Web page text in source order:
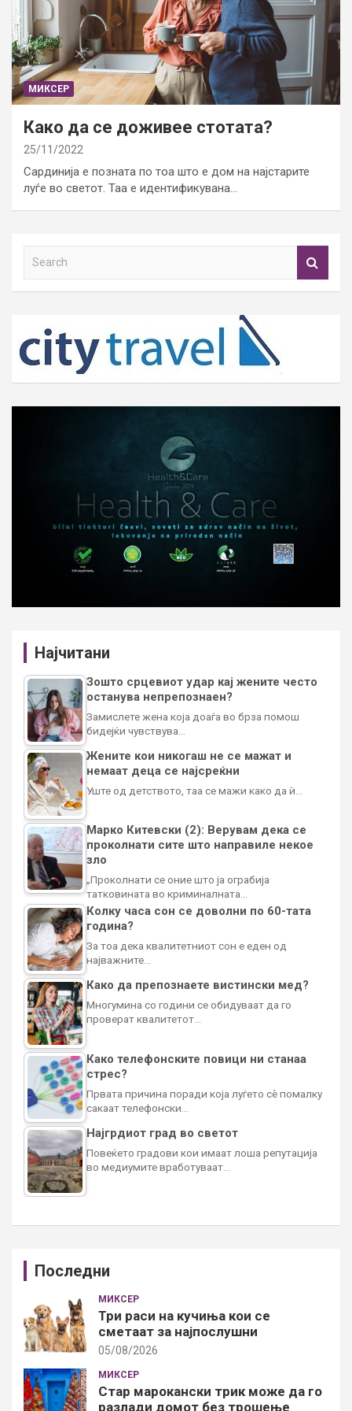
МИКСЕР
Како да се доживее стотата?
25/11/2022
Сардинија е позната по тоа што е дом на најстарите
луѓе во светот. Таа е идентификувана…
h
Најчитани
Зошто срцевиот удар кај жените често
останува непрепознаен?
Замислете жена која доаѓа во брза помош
бидејќи чувствува…
Жените кои никогаш не се мажат и
немаат деца се најсреќни
Уште од детството, таа се мажи како да ѝ…
Марко Китевски (2): Верувам дека се
проколнати сите што направиле некое
зло
„Проколнати се оние што ја ограбија
татковината во криминалната…
Колку часа сон се доволни по 60-тата
година?
За тоа дека квалитетниот сон е еден од
најважните…
Како да препознаете вистински мед?
Многумина со години се обидуваат да го
проверат квалитетот…
Како телефонските повици ни станаа
стрес?
Првата причина поради која луѓето сè помалку
сакаат телефонски…
Најгрдиот град во светот
Повеќето градови кои имаат лоша репутација
во медиумите вработуваат…
Последни
МИКСЕР
Три раси на кучиња кои се
сметаат за најпослушни
05/08/2026
МИКСЕР
Стар марокански трик може да го
разлади домот без трошење